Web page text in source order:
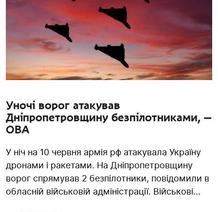
Уночі ворог атакував
Дніпропетровщину безпілотниками, —
ОВА
У ніч на 10 червня армія рф атакувала Україну
дронами і ракетами. На Дніпропетровщину
ворог спрямував 2 безпілотники, повідомили в
обласній військовій адміністрації. Військові...